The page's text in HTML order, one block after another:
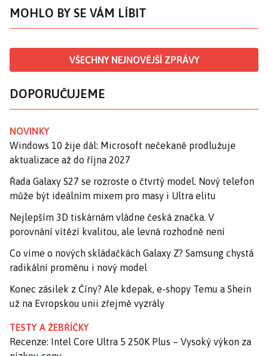
MOHLO BY SE VÁM LÍBIT
VŠECHNY NEJNOVĚJŠÍ ZPRÁVY
DOPORUČUJEME
NOVINKY
Windows 10 žije dál: Microsoft nečekaně prodlužuje
aktualizace až do října 2027
Řada Galaxy S27 se rozroste o čtvrtý model. Nový telefon
může být ideálním mixem pro masy i Ultra elitu
Nejlepším 3D tiskárnám vládne česká značka. V
porovnání vítězí kvalitou, ale levná rozhodně není
Co víme o nových skládačkách Galaxy Z? Samsung chystá
radikální proměnu i nový model
Konec zásilek z Číny? Ale kdepak, e-shopy Temu a Shein
už na Evropskou unii zřejmě vyzrály
TESTY A ŽEBŘÍČKY
Recenze: Intel Core Ultra 5 250K Plus – Vysoký výkon za